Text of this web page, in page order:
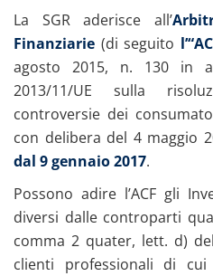
La SGR aderisce all’
Finanziarie (di seguito
agosto 2015, n. 130 in
2013/11/UE sulla
controversie dei
con delibera del 4 maggio
dal 9 gennaio 2017.
Possono adire l’ACF gli
diversi dalle controparti
comma 2 quater, lett. d)
clienti professionali di